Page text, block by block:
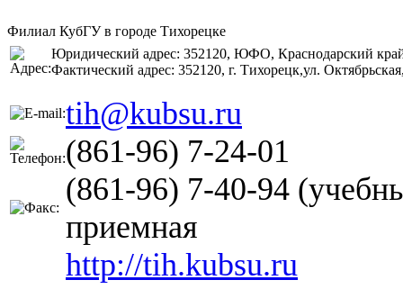
Филиал КубГУ в городе Тихорецке
Юридический адрес: 352120, ЮФО, Краснодарский
Фактический адрес: 352120, г. Тихорецк,ул.
tih@kubsu.ru
(861-96) 7-24-01
(861-96) 7-40-94
приемная
http://tih.kubsu.ru